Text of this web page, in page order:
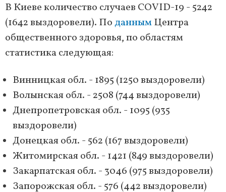
В Киеве количество случаев COVID-19 - 5242
(1642 выздоровели). ПоданнымЦентра
общественного здоровья, по областям
статистика следующая:
Винницкая обл. - 1895 (1250 выздоровели)
Волынская обл. - 2508 (744 выздоровели)
Днепропетровская обл. - 1095 (935
выздоровели)
Донецкая обл. - 562 (167 выздоровели)
Житомирская обл. - 1421 (849 выздоровели)
Закарпатская обл. - 3046 (975 выздоровели)
Запорожская обл. - 576 (442 выздоровели)